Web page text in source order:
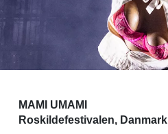
MAMI UMAMI
Roskildefestivalen, Danmark